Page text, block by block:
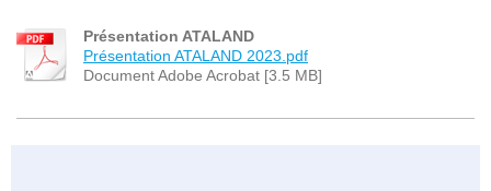
Présentation ATALAND
Présentation ATALAND 2023.pdf
Document Adobe Acrobat [3.5 MB]